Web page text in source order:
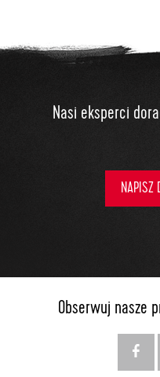
Nasi eksperci
NAPISZ
Obserwuj nasze